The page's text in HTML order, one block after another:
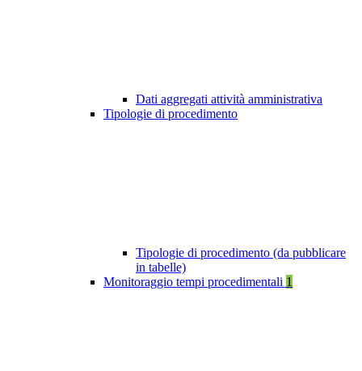
Dati aggregati attività amministrativa
Tipologie di procedimento
Tipologie di procedimento (da pubblicare
in tabelle)
Monitoraggio tempi procedimentali 1